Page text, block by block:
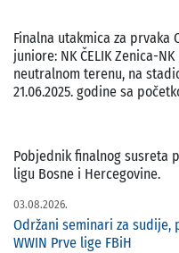
Finalna utakmica za prvaka
juniore: NK ČELIK Zenica-
neutralnom terenu, na
21.06.2025. godine sa
Pobjednik finalnog susreta
ligu Bosne i Hercegovine.
03.08.2026.
Održani seminari za
WWIN Prve lige FBiH